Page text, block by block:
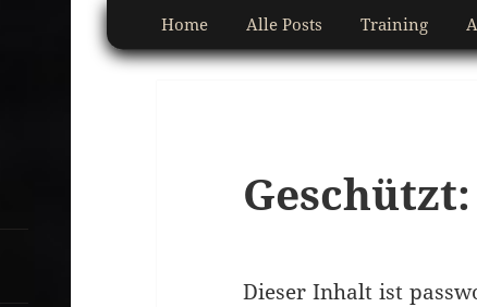
Home Alle Posts Training
Dieser Inhalt ist